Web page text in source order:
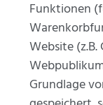
Funktionen
Website (z.B.
Grundlage